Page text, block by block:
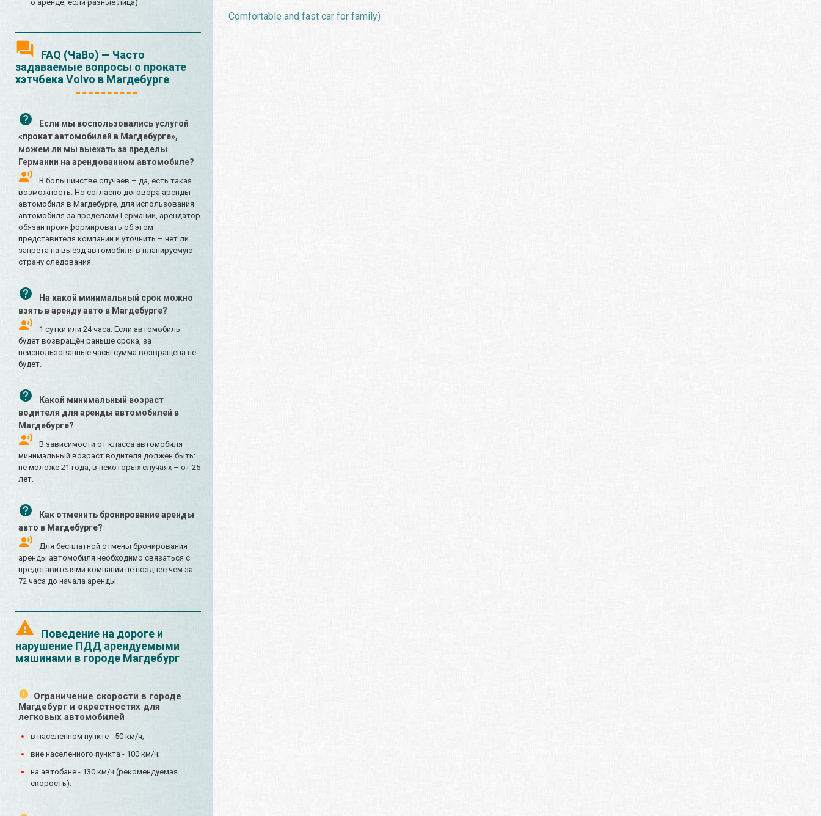
о аренде, если разные лица).
FAQ (ЧаВо) — Часто
задаваемые вопросы о прокате
хэтчбека Volvo в Магдебурге
Если мы воспользовались услугой
«прокат автомобилей в Магдебурге»,
можем ли мы выехать за пределы
Германии на арендованном автомобиле?
В большинстве случаев – да, есть такая
возможность. Но согласно договора аренды
автомобиля в Магдебурге, для использования
автомобиля за пределами Германии, арендатор
обязан проинформировать об этом
представителя компании и уточнить – нет ли
запрета на выезд автомобиля в планируемую
страну следования.
На какой минимальный срок можно
взять в аренду авто в Магдебурге?
1 сутки или 24 часа. Если автомобиль
будет возвращён раньше срока, за
неиспользованные часы сумма возвращена не
будет.
Какой минимальный возраст
водителя для аренды автомобилей в
Магдебурге?
В зависимости от класса автомобиля
минимальный возраст водителя должен быть:
не моложе 21 года, в некоторых случаях – от 25
лет.
Как отменить бронирование аренды
авто в Магдебурге?
Для бесплатной отмены бронирования
аренды автомобиля необходимо связаться с
представителями компании не позднее чем за
72 часа до начала аренды.
Поведение на дороге и
нарушение ПДД арендуемыми
машинами в городе Магдебург
Ограничение скорости в городе
Магдебург и окрестностях для
легковых автомобилей
в населенном пункте - 50 км/ч;
вне населенного пункта - 100 км/ч;
на автобане - 130 км/ч (рекомендуемая
скорость).
Comfortable and fast car for family)